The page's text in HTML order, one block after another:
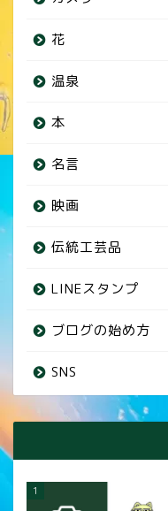
花
温泉
本
名言
映画
伝統工芸品
LINEスタンプ
ブログの始め方
SNS
1